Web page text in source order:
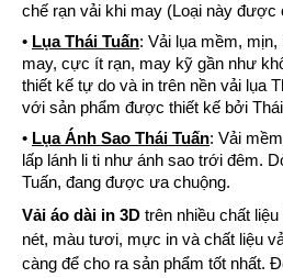
chế rạn vải khi may (Loại này được
• Lụa Thái Tuấn: Vải lụa mềm,
may, cực ít rạn, may kỹ gần như
thiết kế tự do và in trên nền vải lụa
với sản phẩm được thiết kế bởi
• Lụa Ánh Sao Thái Tuấn: Vải
lấp lánh li ti như ánh sao trới đêm.
Tuấn, đang được ưa chuộng.
Vải áo dài in 3D trên nhiều chất
nét, màu tươi, mực in và chất liệu
càng để cho ra sản phẩm tốt nhất.